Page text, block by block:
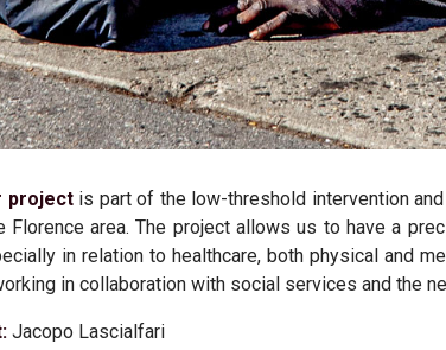
projectis part of the low-threshold intervention
Florence area. The project allows us to have a
in relation to healthcare, both physical and
in collaboration with social services and the
Jacopo Lascialfari